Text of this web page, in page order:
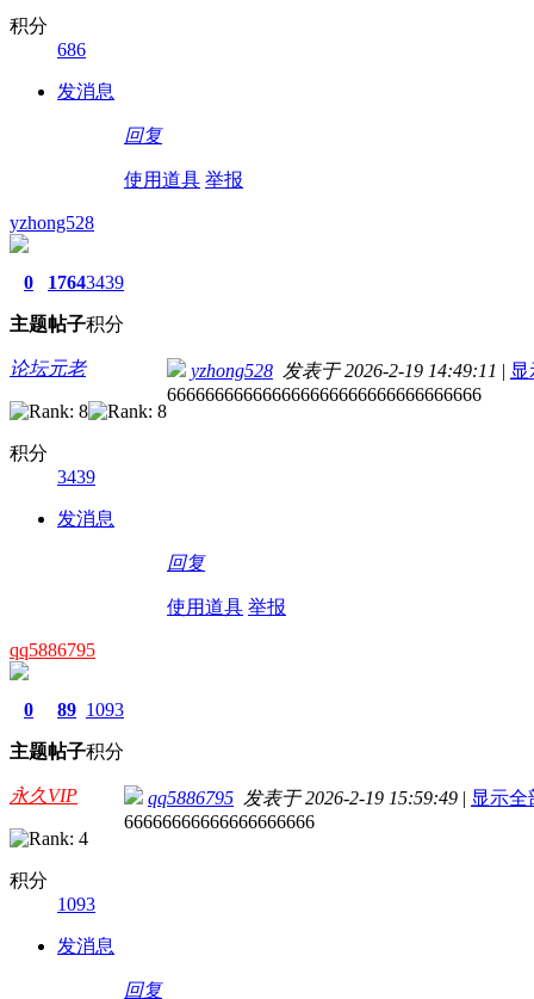
积分
686
发消息
回复
使用道具 举报
yzhong528
0
主题
1764
帖子
3439
积分
论坛元老
积分
3439
发消息
yzhong528 发表于 2026-2-19 14:49:11 |
666666666666666666666666666666666
回复
使用道具 举报
qq5886795
0
主题
89
帖子
1093
积分
永久VIP
积分
1093
发消息
qq5886795 发表于 2026-2-19 15:59:49 | 显示全
66666666666666666666
回复